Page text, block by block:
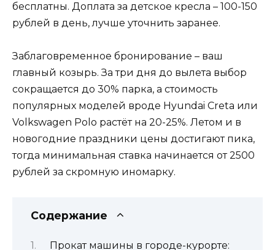
бесплатны. Доплата за детское кресла – 100-150
рублей в день, лучше уточнить заранее.
Заблаговременное бронирование – ваш
главный козырь. За три дня до вылета выбор
сокращается до 30% парка, а стоимость
популярных моделей вроде Hyundai Creta или
Volkswagen Polo растёт на 20-25%. Летом и в
новогодние праздники цены достигают пика,
тогда минимальная ставка начинается от 2500
рублей за скромную иномарку.
Содержание
Прокат машины в городе-курорте: